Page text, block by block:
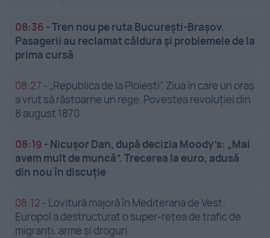
08:36 -Tren nou pe ruta București-Brașov.
Pasagerii au reclamat căldura și problemele de la
prima cursă
08:27 - „Republica de la Ploiești”. Ziua în care un oraș
a vrut să răstoarne un rege. Povestea revoluției din
8 august 1870
08:19 - Nicușor Dan, după decizia Moody’s: „Mai
avem mult de muncă”. Trecerea la euro, adusă
din nou în discuție
08:12 - Lovitură majoră în Mediterana de Vest:
Europol a destructurat o super-rețea de trafic de
migranți, arme și droguri